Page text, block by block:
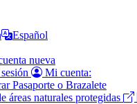
Español
nueva
Mi cuenta:
Pasaporte o Brazalete
áreas naturales protegidas